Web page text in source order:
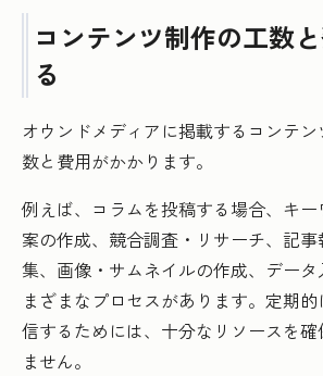
コンテンツ制作の工数
る
オウンドメディアに掲載するコンテ
数と費用がかかります。
例えば、コラムを投稿する場合、キ
案の作成、競合調査・リサーチ、記
集、画像・サムネイルの作成、デー
まざまなプロセスがあります。定期
信するためには、十分なリソースを確
ません。